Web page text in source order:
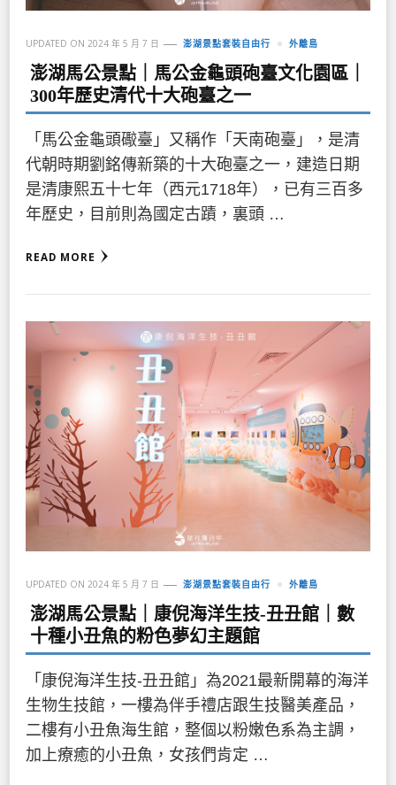
UPDATED ON 2024 年 5 月 7 日 澎湖景點套裝自由行 外離島
澎湖馬公景點｜馬公金龜頭砲臺文化園區｜
300年歷史清代十大砲臺之一
「馬公金龜頭礮臺」又稱作「天南砲臺」，是清
代朝時期劉銘傳新築的十大砲臺之一，建造日期
是清康熙五十七年（西元1718年），已有三百多
年歷史，目前則為國定古蹟，裏頭 …
READ MORE
UPDATED ON 2024 年 5 月 7 日 澎湖景點套裝自由行 外離島
澎湖馬公景點｜康倪海洋生技-丑丑館｜數
十種小丑魚的粉色夢幻主題館
「康倪海洋生技-丑丑館」為2021最新開幕的海洋
生物生技館，一樓為伴手禮店跟生技醫美產品，
二樓有小丑魚海生館，整個以粉嫩色系為主調，
加上療癒的小丑魚，女孩們肯定 …